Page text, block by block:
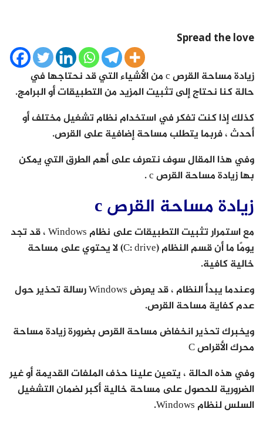
Spread the love
زيادة مساحة القرص c من الأشياء التي قد نحتاجها في
حالة كنا نحتاج إلى تثبيت المزيد من التطبيقات أو البرامج.
كذلك إذا كنت تفكر في استخدام نظام تشغيل مختلف أو
أحدث ، فربما يتطلب مساحة إضافية على القرص.
وفي هذا المقال سوف نتعرف على أهم الطرق التي يمكن
بها زيادة مساحة القرص c .
زيادة مساحة القرص c
مع استمرار تثبيت التطبيقات على نظام Windows ، قد تجد
يومًا ما أن قسم النظام (C: drive) لا يحتوي على مساحة
خالية كافية.
وعندما يبدأ النظام ، قد يعرض Windows رسالة تحذير حول
عدم كفاية مساحة القرص.
ويخبرك تحذير انخفاض مساحة القرص بضرورة زيادة مساحة
محرك الأقراص C
وفي هذه الحالة ، يتعين علينا حذف الملفات القديمة أو غير
الضرورية للحصول على مساحة خالية أكبر لضمان التشغيل
السلس لنظام Windows.